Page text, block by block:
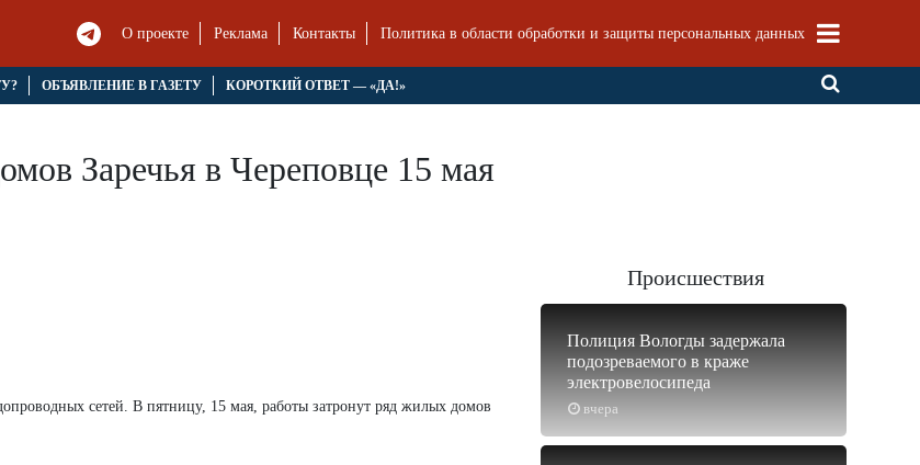
О проекте Реклама Контакты Политика в области обработки и защиты персональных данных
ОБЪЯВЛЕНИЕ В ГАЗЕТУ КОРОТКИЙ ОТВЕТ — «ДА!»
Заречья в Череповце 15 мая
сетей. В пятницу, 15 мая, работы затронут ряд жилых домов
Происшествия
вчера
Полиция Вологды задержала
подозреваемого в краже
электровелосипеда